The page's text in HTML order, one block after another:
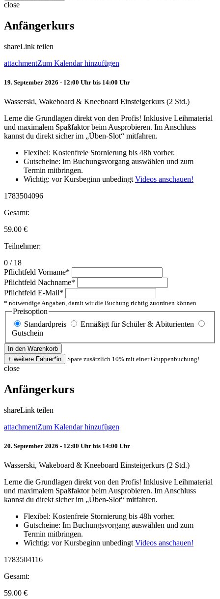
close
Anfängerkurs
shareLink teilen
attachmentZum Kalendar hinzufügen
19. September 2026 - 12:00 Uhr bis 14:00 Uhr
Wasserski, Wakeboard & Kneeboard Einsteigerkurs (2 Std.)
Lerne die Grundlagen direkt von den Profis! Inklusive Leihmaterial
und maximalem Spaßfaktor beim Ausprobieren. Im Anschluss
kannst du direkt sicher im „Üben-Slot“ mitfahren.
Flexibel: Kostenfreie Stornierung bis 48h vorher.
Gutscheine: Im Buchungsvorgang auswählen und zum
Termin mitbringen.
Wichtig: vor Kursbeginn unbedingtVideos anschauen!
1783504096
Gesamt:
59.00 €
Teilnehmer:
0 / 18
Pflichtfeld Vorname*
Pflichtfeld Nachname*
Pflichtfeld E-Mail*
* notwendige Angaben, damit wir die Buchung richtig zuordnen können
Preisoption
Standardpreis
Ermäßigt für Schüler & Abiturienten
Gutschein
Spare zusätzlich 10% mit einer Gruppenbuchung!
close
Anfängerkurs
shareLink teilen
attachmentZum Kalendar hinzufügen
20. September 2026 - 12:00 Uhr bis 14:00 Uhr
Wasserski, Wakeboard & Kneeboard Einsteigerkurs (2 Std.)
Lerne die Grundlagen direkt von den Profis! Inklusive Leihmaterial
und maximalem Spaßfaktor beim Ausprobieren. Im Anschluss
kannst du direkt sicher im „Üben-Slot“ mitfahren.
Flexibel: Kostenfreie Stornierung bis 48h vorher.
Gutscheine: Im Buchungsvorgang auswählen und zum
Termin mitbringen.
Wichtig: vor Kursbeginn unbedingt Videos anschauen!
1783504116
Gesamt:
59.00 €